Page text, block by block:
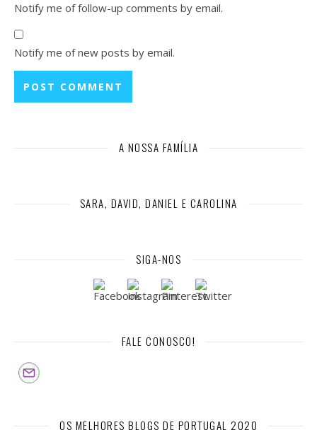
Notify me of follow-up comments by email.
Notify me of new posts by email.
A NOSSA FAMÍLIA
SARA, DAVID, DANIEL E CAROLINA
SIGA-NOS
FALE CONOSCO!
OS MELHORES BLOGS DE PORTUGAL 2020